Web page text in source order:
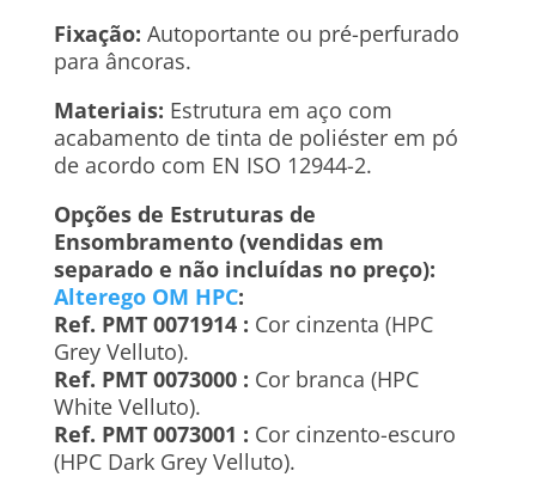
Fixação: Autoportante ou pré-perfurado
para âncoras.
Materiais: Estrutura em aço com
acabamento de tinta de poliéster em pó
de acordo com EN ISO 12944-2.
Opções de Estruturas de
Ensombramento (vendidas em
separado e não incluídas no preço):
Alterego OM HPC:
Ref. PMT 0071914 : Cor cinzenta (HPC
Grey Velluto).
Ref. PMT 0073000 : Cor branca (HPC
White Velluto).
Ref. PMT 0073001 : Cor cinzento-escuro
(HPC Dark Grey Velluto).